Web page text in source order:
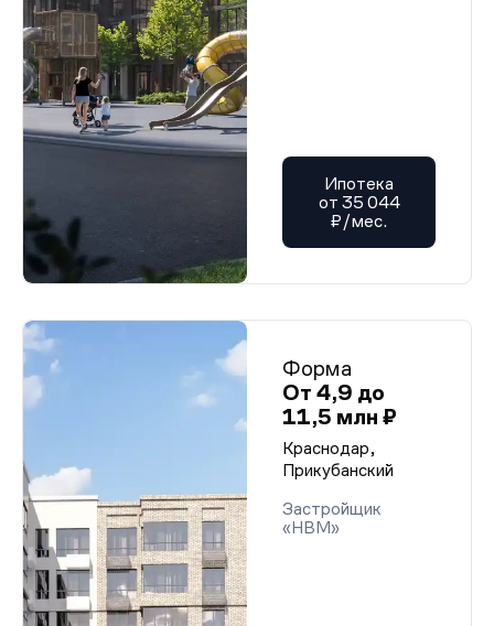
Ипотека
от 35 044
₽/мес.
Форма
От 4,9 до
11,5 млн ₽
Краснодар,
Прикубанский
Застройщик
«НВМ»